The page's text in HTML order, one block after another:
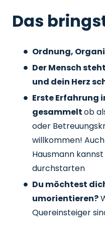
Das
Ordnung,
Der Mensch
und dein Herz
Erste Erfahrung
gesammeltob
oder
willkommen!
Hausmann
durchstarten
Du möchtest
umorientieren?
Quereinsteiger